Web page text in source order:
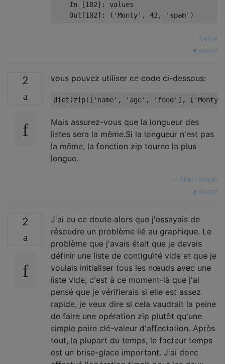
In
[102]:
values
Out [102]: ( 'Monty' , 42 , 'spam' )
Calcul
source
2 vous pouvez utiliser ce code ci-dessous:
dict (zip([ 'name' , 'age' , 'food' ], [ 'Monty'
Mais assurez-vous que la longueur des
listes sera la même.Si la longueur n'est pas
la même, la fonction zip tourne la plus
longue.
Akash Nayak
source
2
J'ai eu ce doute alors que j'essayais de
résoudre un problème lié au graphique. Le
problème que j'avais était que je devais
définir une liste de contiguïté vide et que je
voulais initialiser tous les nœuds avec une
liste vide, c'est à ce moment-là que j'ai
pensé que je vérifierais si elle est assez
rapide, je veux dire si cela vaudrait la peine
de faire une opération zip plutôt qu'une
simple paire clé-valeur d'affectation. Après
tout, la plupart du temps, le facteur temps
est un brise-glace important. J'ai donc